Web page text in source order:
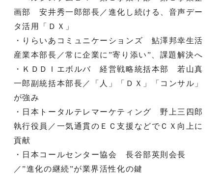
画部 安井秀一郎部長／進化し続ける、音声デー
タ活用「ＤＸ」
・りらいあコミュニケーションズ 鮎澤邦幸生活
産業本部長／常に企業に”寄り添い”、課題解決へ
・ＫＤＤＩエボルバ 経営戦略統括本部 若山真
一郎副統括本部長／「人」「ＤＸ」「コンサル」
が強み
・日本トータルテレマーケティング 野上三四郎
執行役員／一気通貫のＥＣ支援などでＣＸ向上に
貢献
・日本コールセンター協会 長谷部英則会長
／”進化の継続”が業界活性化の鍵